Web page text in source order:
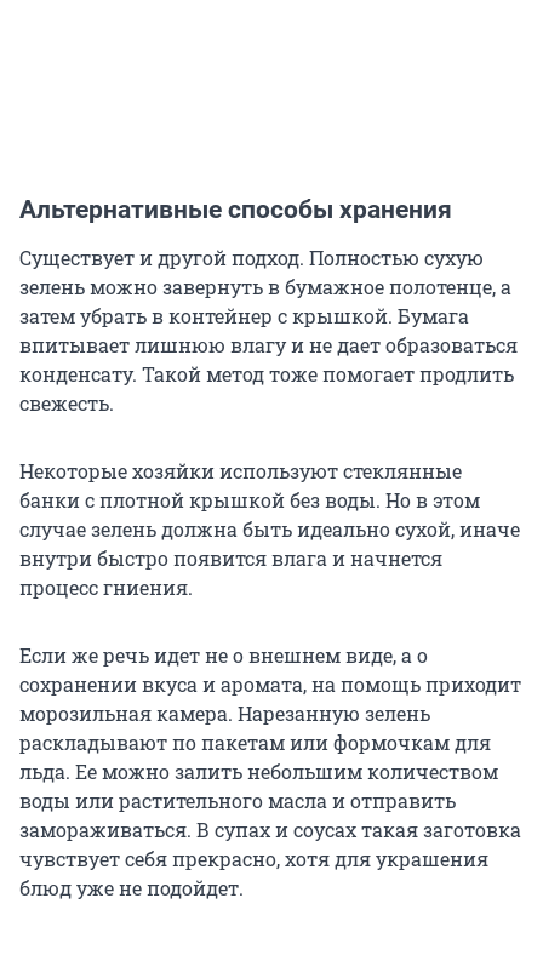
Альтернативные способы хранения
Существует и другой подход. Полностью сухую
зелень можно завернуть в бумажное полотенце, а
затем убрать в контейнер с крышкой. Бумага
впитывает лишнюю влагу и не дает образоваться
конденсату. Такой метод тоже помогает продлить
свежесть.
Некоторые хозяйки используют стеклянные
банки с плотной крышкой без воды. Но в этом
случае зелень должна быть идеально сухой, иначе
внутри быстро появится влага и начнется
процесс гниения.
Если же речь идет не о внешнем виде, а о
сохранении вкуса и аромата, на помощь приходит
морозильная камера. Нарезанную зелень
раскладывают по пакетам или формочкам для
льда. Ее можно залить небольшим количеством
воды или растительного масла и отправить
замораживаться. В супах и соусах такая заготовка
чувствует себя прекрасно, хотя для украшения
блюд уже не подойдет.